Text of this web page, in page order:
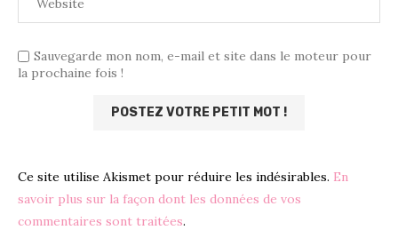
Sauvegarde mon nom, e-mail et site dans le moteur pour
la prochaine fois !
Ce site utilise Akismet pour réduire les indésirables. En
savoir plus sur la façon dont les données de vos
commentaires sont traitées.